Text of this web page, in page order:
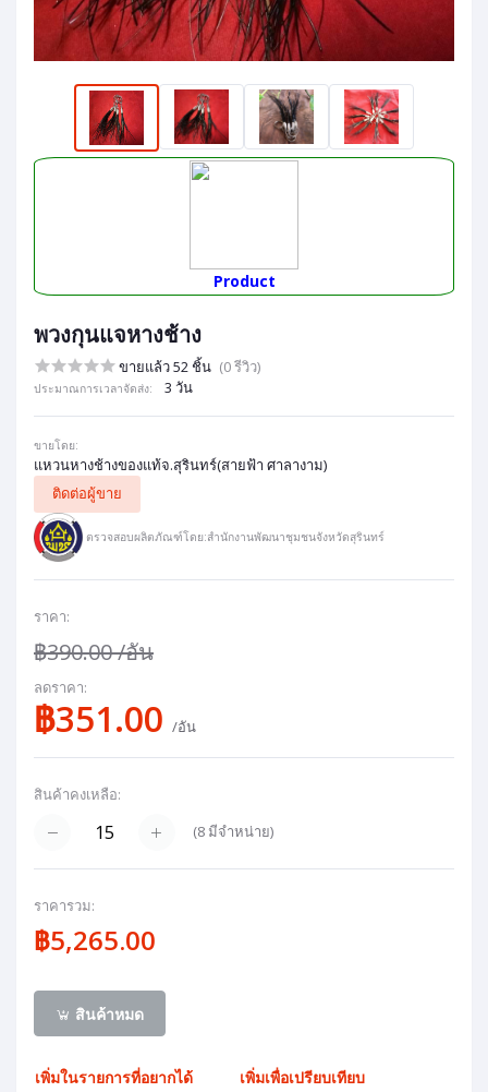
Product
พวงกุนแจหางช้าง
ขายแล้ว 52 ชิ้น (0 รีวิว)
ประมาณการเวลาจัดส่ง: 3 วัน
ขายโดย:
แหวนหางช้างของแท้จ.สุรินทร์(สายฟ้า ศาลางาม)
ติดต่อผู้ขาย
ตรวจสอบผลิตภัณฑ์โดย:สำนักงานพัฒนาชุมชนจังหวัดสุรินทร์
ราคา:
฿390.00/อัน
ลดราคา:
฿351.00 /อัน
สินค้าคงเหลือ:
(8มีจำหน่าย)
ราคารวม:
฿5,265.00
สินค้าหมด
เพิ่มในรายการที่อยากได้ เพิ่มเพื่อเปรียบเทียบ